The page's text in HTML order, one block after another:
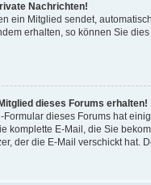
Nachrichten!
ein Mitglied sendet,
erhalten, so können Sie
dieses Forums erhalten!
Formular dieses Forums hat
komplette E-Mail, die Sie
der die E-Mail verschickt hat.